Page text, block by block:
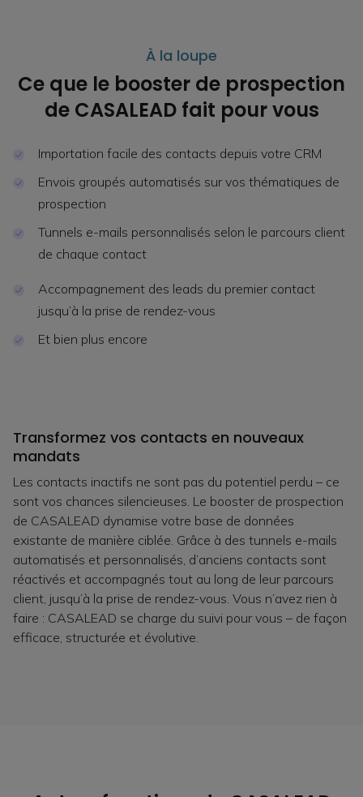
À la loupe
Ce que le booster de prospection
de CASALEAD fait pour vous
Importation facile des contacts depuis votre CRM
Envois groupés automatisés sur vos thématiques de
prospection
Tunnels e-mails personnalisés selon le parcours client
de chaque contact
Accompagnement des leads du premier contact
jusqu’à la prise de rendez-vous
Et bien plus encore
Transformez vos contacts en nouveaux
mandats
Les contacts inactifs ne sont pas du potentiel perdu – ce
sont vos chances silencieuses. Le booster de prospection
de CASALEAD dynamise votre base de données
existante de manière ciblée. Grâce à des tunnels e-mails
automatisés et personnalisés, d’anciens contacts sont
réactivés et accompagnés tout au long de leur parcours
client, jusqu’à la prise de rendez-vous. Vous n’avez rien à
faire : CASALEAD se charge du suivi pour vous – de façon
efficace, structurée et évolutive.